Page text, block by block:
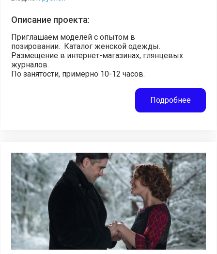
Описание проекта:
Приглашаем моделей с опытом в
позировании. Каталог женской одежды.
Размещение в интернет-магазинах, глянцевых
журналов.
По занятости, примерно 10-12 часов.
Подробнее